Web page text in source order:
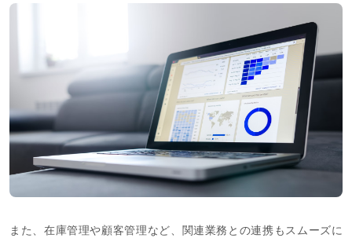
また、在庫管理や顧客管理など、関連業務との連携もスムーズに